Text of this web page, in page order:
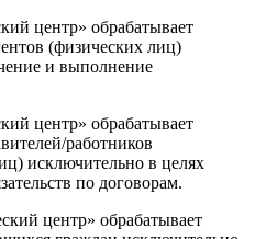
центр» обрабатывает
(физических лиц)
и выполнение
центр» обрабатывает
работников
исключительно в целях
по договорам.
центр» обрабатывает